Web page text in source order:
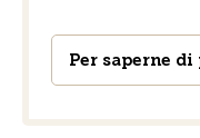
Per saperne di